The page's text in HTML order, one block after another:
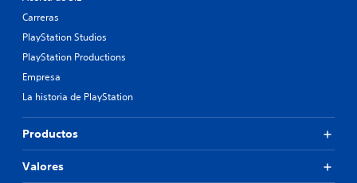
Carreras
PlayStation Studios
PlayStation Productions
Empresa
La historia de PlayStation
Productos
Valores